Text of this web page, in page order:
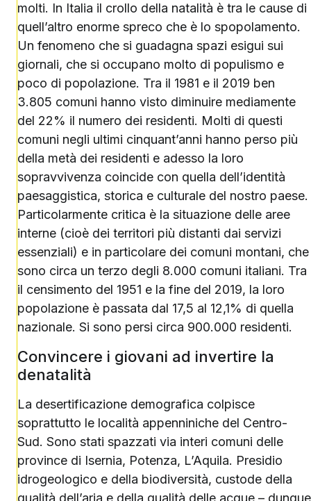
molti. In Italia il crollo della natalità è tra le cause di
quell’altro enorme spreco che è lo spopolamento.
Un fenomeno che si guadagna spazi esigui sui
giornali, che si occupano molto di populismo e
poco di popolazione. Tra il 1981 e il 2019 ben
3.805 comuni hanno visto diminuire mediamente
del 22% il numero dei residenti. Molti di questi
comuni negli ultimi cinquant’anni hanno perso più
della metà dei residenti e adesso la loro
sopravvivenza coincide con quella dell’identità
paesaggistica, storica e culturale del nostro paese.
Particolarmente critica è la situazione delle aree
interne (cioè dei territori più distanti dai servizi
essenziali) e in particolare dei comuni montani, che
sono circa un terzo degli 8.000 comuni italiani. Tra
il censimento del 1951 e la fine del 2019, la loro
popolazione è passata dal 17,5 al 12,1% di quella
nazionale. Si sono persi circa 900.000 residenti.
Convincere i giovani ad invertire la
denatalità
La desertificazione demografica colpisce
soprattutto le località appenniniche del Centro-
Sud. Sono stati spazzati via interi comuni delle
province di Isernia, Potenza, L’Aquila. Presidio
idrogeologico e della biodiversità, custode della
qualità dell’aria e della qualità delle acque – dunque